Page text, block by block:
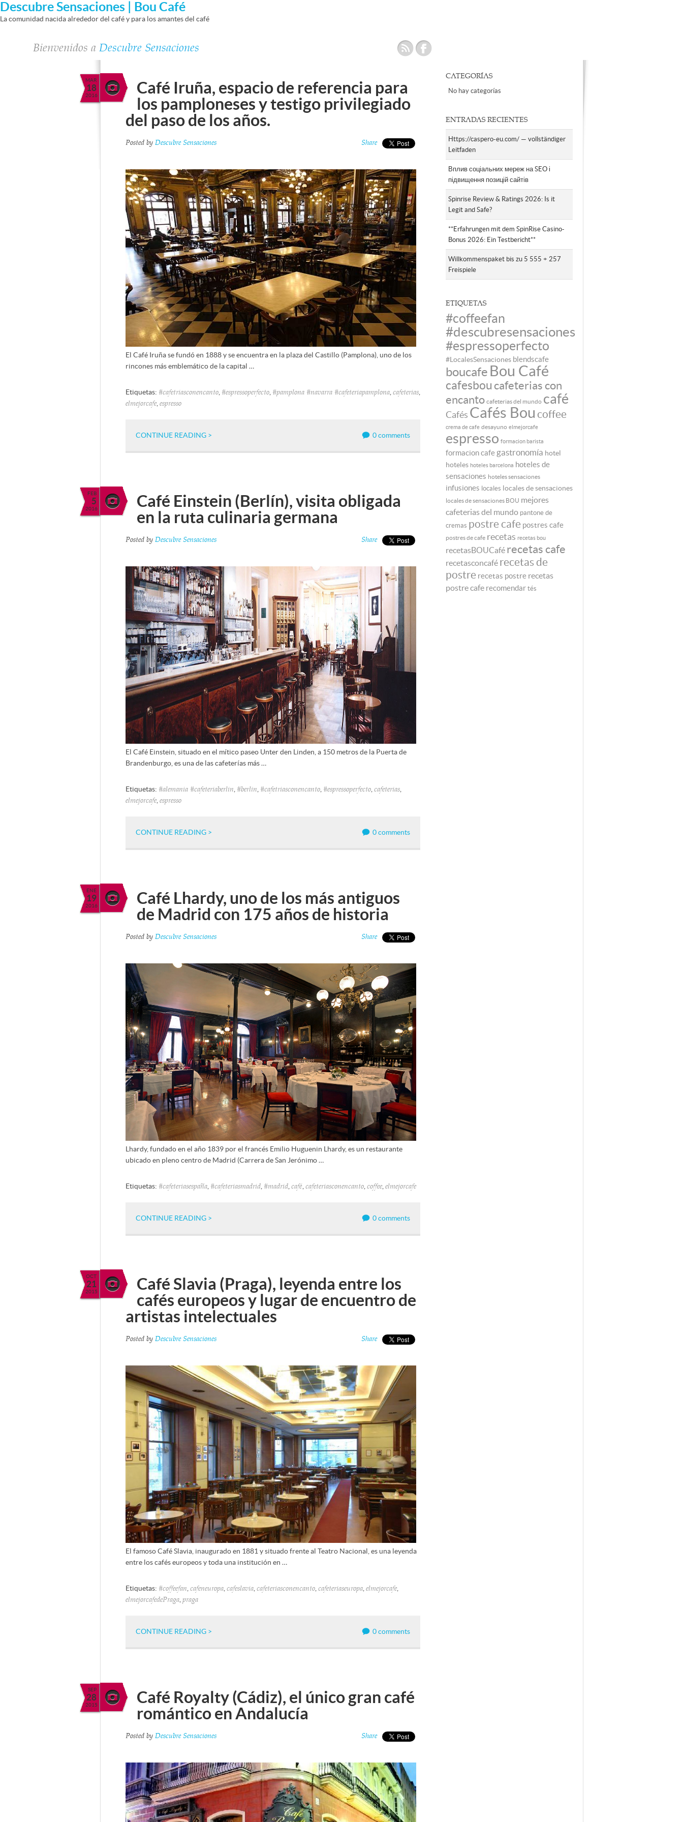
Descubre Sensaciones | Bou Café
La comunidad nacida alrededor del café y para los amantes del café
Bienvenidos a Descubre Sensaciones
MAR
18
2016
Café Iruña, espacio de referencia para
los pamploneses y testigo privilegiado
del paso de los años.
Posted by Descubre Sensaciones Share
El Café Iruña se fundó en 1888 y se encuentra en la plaza del Castillo (Pamplona), uno de los
rincones más emblemático de la capital …
Etiquetas: #cafetriasconencanto #espressoperfecto #pamplona #navarra #cafeteriapamplona cafeterias
elmejorcafe espresso
CONTINUE READING > 0 comments
FEB
5
2016
Café Einstein (Berlín), visita obligada
en la ruta culinaria germana
Posted by Descubre Sensaciones Share
El Café Einstein, situado en el mítico paseo Unter den Linden, a 150 metros de la Puerta de
Brandenburgo, es una de las cafeterías más …
Etiquetas: #alemania #cafeteriaberlin #berlin #cafetriasconencanto #espressoperfecto cafeterias
elmejorcafe espresso
CONTINUE READING > 0 comments
ENE
19
2016
Café Lhardy, uno de los más antiguos
de Madrid con 175 años de historia
Posted by Descubre Sensaciones Share
Lhardy, fundado en el año 1839 por el francés Emilio Huguenin Lhardy, es un restaurante
ubicado en pleno centro de Madrid (Carrera de San Jerónimo …
Etiquetas: #cafeteriasespaña #cafeteriasmadrid #madrid café cafeteriasconencanto coffee elmejorcafe
CONTINUE READING > 0 comments
OCT
21
2015
Café Slavia (Praga), leyenda entre los
cafés europeos y lugar de encuentro de
artistas intelectuales
Posted by Descubre Sensaciones Share
El famoso Café Slavia, inaugurado en 1881 y situado frente al Teatro Nacional, es una leyenda
entre los cafés europeos y toda una institución en …
Etiquetas: #coffeefan cafeneuropa cafeslavia cafeteriasconencanto cafeteriaseuropa elmejorcafe
elmejorcafedePraga praga
CONTINUE READING > 0 comments
SEP
28
2015
Café Royalty (Cádiz), el único gran café
romántico en Andalucía
Posted by Descubre Sensaciones Share
CATEGORÍAS
No hay categorías
ENTRADAS RECIENTES
Https://caspero-eu.com/ — vollständiger
Leitfaden
Вплив соціальних мереж на SEO і
підвищення позицій сайтів
Spinrise Review & Ratings 2026: Is it
Legit and Safe?
**Erfahrungen mit dem SpinRise Casino-
Bonus 2026: Ein Testbericht**
Willkommenspaket bis zu 5 555 + 257
Freispiele
ETIQUETAS
#coffeefan
#descubresensaciones
#espressoperfecto
#LocalesSensaciones blendscafe
boucafe Bou Café
cafesbou cafeterias con
encanto cafeterias del mundo café
Cafés Cafés Bou coffee
crema de cafe desayuno elmejorcafe
espresso formacion barista
formacion cafe gastronomía hotel
hoteles hoteles barcelona hoteles de
sensaciones hoteles sensaciones
infusiones locales locales de sensaciones
locales de sensaciones BOU mejores
cafeterias del mundo pantone de
cremas postre cafe postres cafe
postres de cafe recetas recetas bou
recetasBOUCafé recetas cafe
recetasconcafé recetas de
postre recetas postre recetas
postre cafe recomendar tés